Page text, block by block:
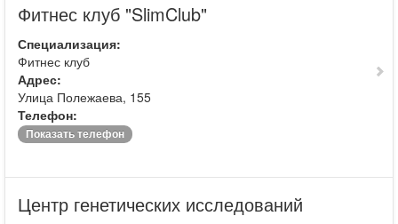
Фитнес клуб "SlimClub"
Специализация:
Фитнес клуб
Адрес:
Улица Полежаева, 155
Телефон:
Показать телефон
Центр генетических исследований